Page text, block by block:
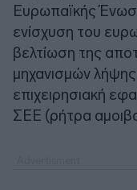
Ευρωπαϊκής
ενίσχυση του
βελτίωση της
μηχανισμών
επιχειρησιακή
ΣΕΕ (ρήτρα